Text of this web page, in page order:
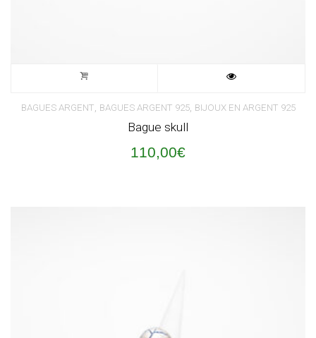
BAGUES ARGENT, BAGUES ARGENT 925, BIJOUX EN ARGENT 925
Bague skull
110,00€